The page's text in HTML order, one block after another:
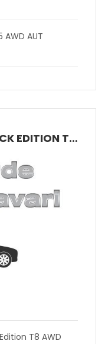
AWD AUT
NUOVA XC90 ULTRA BLACK EDITION T8 AWD AUT
T8 AWD